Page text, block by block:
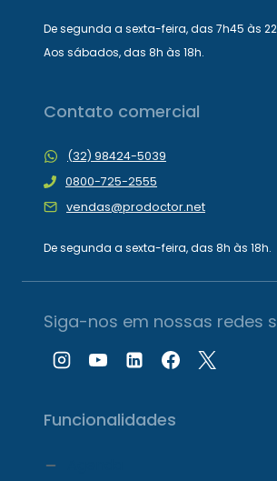
De segunda a sexta-feira, das 7h45 às
Aos sábados, das 8h às 18h.
Contato comercial
(32) 98424-5039
0800-725-2555
vendas@prodoctor.net
De segunda a sexta-feira, das 8h às 18h.
Siga-nos em nossas redes
Funcionalidades